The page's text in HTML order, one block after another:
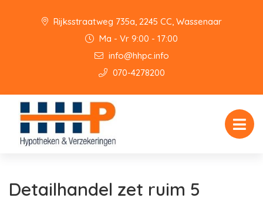
Rijksstraatweg 735a, 2245 CC, Wassenaar
Ma - Vr 9:00 - 17:00
info@hhpc.info
070-4278200
Detailhandel zet ruim 5